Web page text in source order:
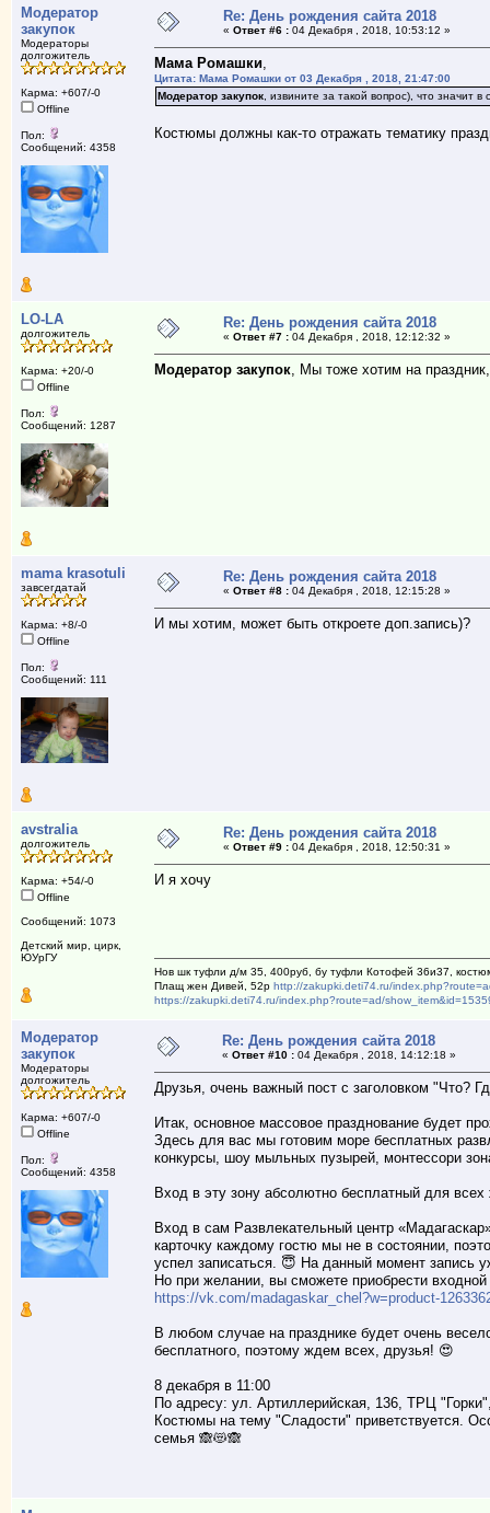
Модератор
закупок
Модераторы
долгожитель
Карма: +607/-0
Offline
Пол:
Сообщений: 4358
Re: День рождения сайта 2018
« Ответ #6 :04 Декабря , 2018, 10:53:12 »
Мама Ромашки,
Цитата: Мама Ромашки от 03 Декабря , 2018, 21:47:00
Модератор закупок, извините за такой вопрос), что значит в
Костюмы должны как-то отражать тематику
LO-LA
долгожитель
Карма: +20/-0
Offline
Пол:
Сообщений: 1287
Re: День рождения сайта 2018
« Ответ #7 :04 Декабря , 2018, 12:12:32 »
Модератор закупок, Мы тоже хотим на
mama krasotuli
завсегдатай
Карма: +8/-0
Offline
Пол:
Сообщений: 111
Re: День рождения сайта 2018
« Ответ #8 :04 Декабря , 2018, 12:15:28 »
И мы хотим, может быть откроете доп.запись)?
avstralia
долгожитель
Карма: +54/-0
Offline
Сообщений: 1073
Детский мир, цирк,
ЮУрГУ
Re: День рождения сайта 2018
« Ответ #9 :04 Декабря , 2018, 12:50:31 »
И я хочу
Нов шк туфли д/м 35, 400руб, бу туфли Котофей 36и37,
Плащ жен Дивей, 52р http://zakupki.deti74.ru/
https://zakupki.deti74.ru/index.php?route=ad/
Модератор
закупок
Модераторы
долгожитель
Карма: +607/-0
Offline
Пол:
Сообщений: 4358
Re: День рождения сайта 2018
« Ответ #10 :04 Декабря , 2018, 14:12:18 »
Друзья, очень важный пост с заголовком "Что?
Итак, основное массовое празднование будет
Здесь для вас мы готовим море бесплатных
конкурсы, шоу мыльных пузырей, монтессори
Вход в эту зону абсолютно бесплатный для
Вход в сам Развлекательный центр
карточку каждому гостю мы не в состоянии,
успел записаться. 😇 На данный момент запись
Но при желании, вы сможете приобрести
https://vk.com/madagaskar_chel?w=product-
В любом случае на празднике будет очень
бесплатного, поэтому ждем всех, друзья! 😍
8 декабря в 11:00
По адресу: ул. Артиллерийская, 136, ТРЦ
Костюмы на тему "Сладости" приветствуется.
семья 🙈😻🙈